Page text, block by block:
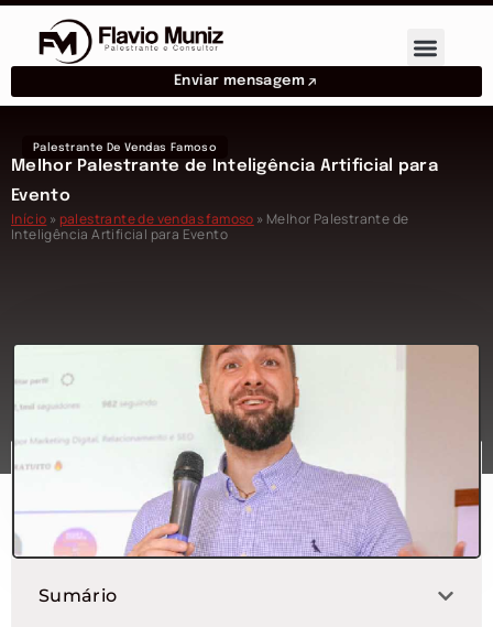
Enviar mensagem
Palestrante De Vendas Famoso
Melhor Palestrante de Inteligência Artificial para
Evento
Início »palestrante de vendas famoso » Melhor Palestrante de
Inteligência Artificial para Evento
Sumário